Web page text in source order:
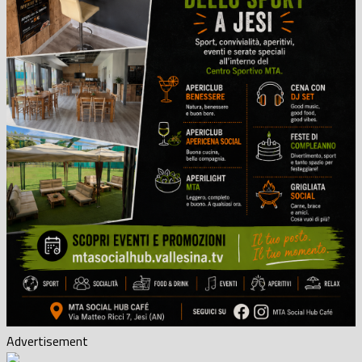
Advertisement